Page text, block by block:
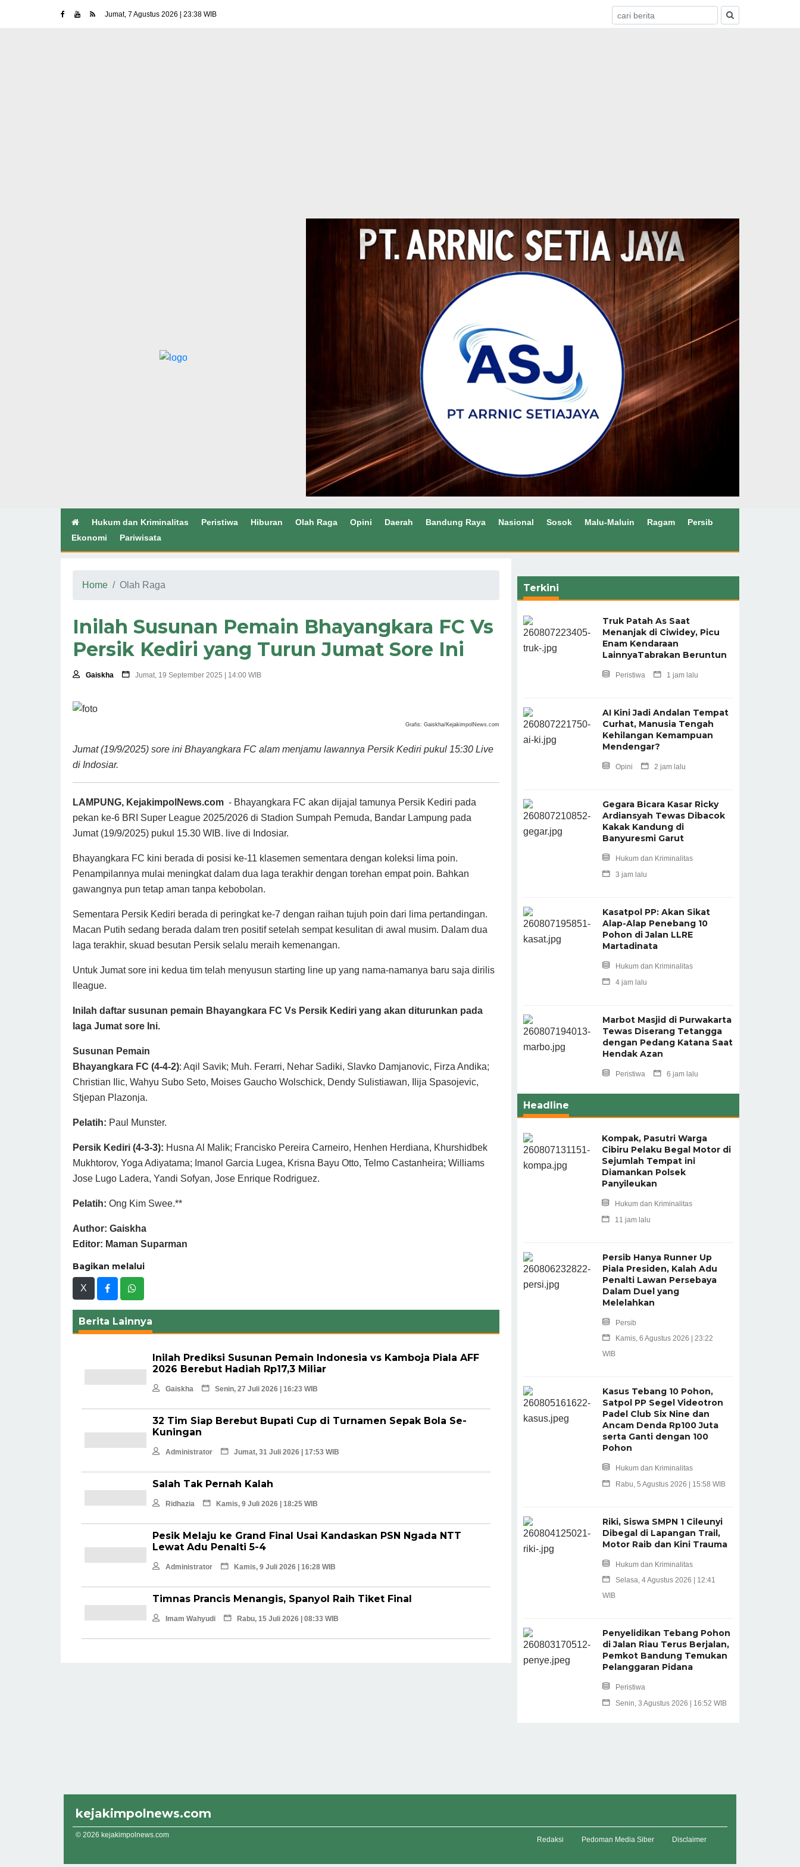
Jumat, 7 Agustus 2026 | 23:38 WIB
Hukum dan Kriminalitas Peristiwa Hiburan Olah Raga Opini Daerah Bandung Raya Nasional Sosok Malu-Maluin Ragam
Persib
Ekonomi
Pariwisata
Home Olah Raga
Inilah Susunan Pemain Bhayangkara FC Vs
Persik Kediri yang Turun Jumat Sore Ini
Gaiskha Jumat, 19 September 2025 | 14:00 WIB
Grafis: Gaiskha/KejakimpolNews.com
Jumat (19/9/2025) sore ini Bhayangkara FC alam menjamu lawannya Persik Kediri pukul 15:30 Live
di Indosiar.
LAMPUNG, KejakimpolNews.com - Bhayangkara FC akan dijajal tamunya Persik Kediri pada
pekan ke-6 BRI Super League 2025/2026 di Stadion Sumpah Pemuda, Bandar Lampung pada
Jumat (19/9/2025) pukul 15.30 WIB. live di Indosiar.
Bhayangkara FC kini berada di posisi ke-11 klasemen sementara dengan koleksi lima poin.
Penampilannya mulai meningkat dalam dua laga terakhir dengan torehan empat poin. Bahkan
gawangnya pun tetap aman tanpa kebobolan.
Sementara Persik Kediri berada di peringkat ke-7 dengan raihan tujuh poin dari lima pertandingan.
Macan Putih sedang berada dalam tren positif setelah sempat kesulitan di awal musim. Dalam dua
laga terakhir, skuad besutan Persik selalu meraih kemenangan.
Untuk Jumat sore ini kedua tim telah menyusun starting line up yang nama-namanya baru saja dirilis
Ileague.
Inilah daftar susunan pemain Bhayangkara FC Vs Persik Kediri yang akan diturunkan pada
laga Jumat sore Ini.
Susunan Pemain
Bhayangkara FC (4-4-2): Aqil Savik; Muh. Ferarri, Nehar Sadiki, Slavko Damjanovic, Firza Andika;
Christian Ilic, Wahyu Subo Seto, Moises Gaucho Wolschick, Dendy Sulistiawan, Ilija Spasojevic,
Stjepan Plazonja.
Pelatih: Paul Munster.
Persik Kediri (4-3-3): Husna Al Malik; Francisko Pereira Carneiro, Henhen Herdiana, Khurshidbek
Mukhtorov, Yoga Adiyatama; Imanol Garcia Lugea, Krisna Bayu Otto, Telmo Castanheira; Williams
Jose Lugo Ladera, Yandi Sofyan, Jose Enrique Rodriguez.
Pelatih: Ong Kim Swee.**
Author: Gaiskha
Editor: Maman Suparman
Bagikan melalui
X
Berita Lainnya
Inilah Prediksi Susunan Pemain Indonesia vs Kamboja Piala AFF
2026 Berebut Hadiah Rp17,3 Miliar
Gaiskha Senin, 27 Juli 2026 | 16:23 WIB
32 Tim Siap Berebut Bupati Cup di Turnamen Sepak Bola Se-
Kuningan
Administrator Jumat, 31 Juli 2026 | 17:53 WIB
Salah Tak Pernah Kalah
Ridhazia Kamis, 9 Juli 2026 | 18:25 WIB
Pesik Melaju ke Grand Final Usai Kandaskan PSN Ngada NTT
Lewat Adu Penalti 5-4
Administrator Kamis, 9 Juli 2026 | 16:28 WIB
Timnas Prancis Menangis, Spanyol Raih Tiket Final
Imam Wahyudi Rabu, 15 Juli 2026 | 08:33 WIB
Terkini
Truk Patah As Saat
Menanjak di Ciwidey, Picu
Enam Kendaraan
LainnyaTabrakan Beruntun
Peristiwa 1 jam lalu
AI Kini Jadi Andalan Tempat
Curhat, Manusia Tengah
Kehilangan Kemampuan
Mendengar?
Opini 2 jam lalu
Gegara Bicara Kasar Ricky
Ardiansyah Tewas Dibacok
Kakak Kandung di
Banyuresmi Garut
Hukum dan Kriminalitas
3 jam lalu
Kasatpol PP: Akan Sikat
Alap-Alap Penebang 10
Pohon di Jalan LLRE
Martadinata
Hukum dan Kriminalitas
4 jam lalu
Marbot Masjid di Purwakarta
Tewas Diserang Tetangga
dengan Pedang Katana Saat
Hendak Azan
Peristiwa 6 jam lalu
Headline
Kompak, Pasutri Warga
Cibiru Pelaku Begal Motor di
Sejumlah Tempat ini
Diamankan Polsek
Panyileukan
Hukum dan Kriminalitas
11 jam lalu
Persib Hanya Runner Up
Piala Presiden, Kalah Adu
Penalti Lawan Persebaya
Dalam Duel yang
Melelahkan
Persib
Kamis, 6 Agustus 2026 | 23:22
WIB
Kasus Tebang 10 Pohon,
Satpol PP Segel Videotron
Padel Club Six Nine dan
Ancam Denda Rp100 Juta
serta Ganti dengan 100
Pohon
Hukum dan Kriminalitas
Rabu, 5 Agustus 2026 | 15:58 WIB
Riki, Siswa SMPN 1 Cileunyi
Dibegal di Lapangan Trail,
Motor Raib dan Kini Trauma
Hukum dan Kriminalitas
Selasa, 4 Agustus 2026 | 12:41
WIB
Penyelidikan Tebang Pohon
di Jalan Riau Terus Berjalan,
Pemkot Bandung Temukan
Pelanggaran Pidana
Peristiwa
Senin, 3 Agustus 2026 | 16:52 WIB
kejakimpolnews.com
© 2026 kejakimpolnews.com
Redaksi Pedoman Media Siber Disclaimer